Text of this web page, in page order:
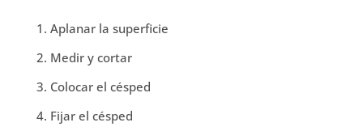
Aplanar la superficie
Medir y cortar
Colocar el césped
Fijar el césped